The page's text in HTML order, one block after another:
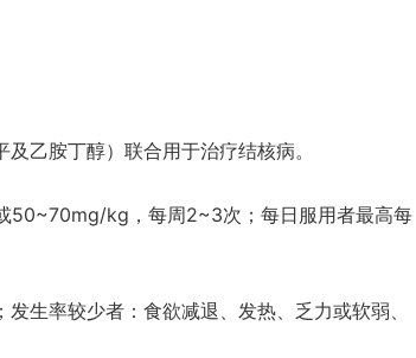
乙胺丁醇）联合用于治疗结核病。
50~70mg/kg，每周2~3次；每日服用者最高每
生率较少者：食欲减退、发热、乏力或软弱、